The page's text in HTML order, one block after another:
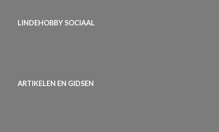
LINDEHOBBY SOCIAAL
ARTIKELEN EN GIDSEN